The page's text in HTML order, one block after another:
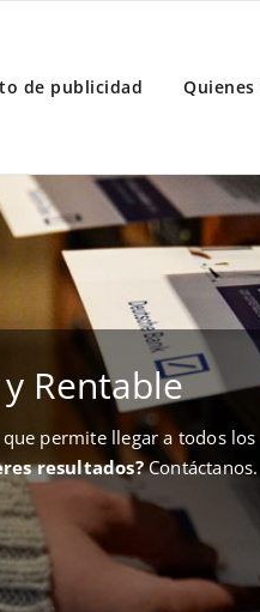
de publicidad Quienes
Rentable
permite llegar a todos los
resultados?Contáctanos.